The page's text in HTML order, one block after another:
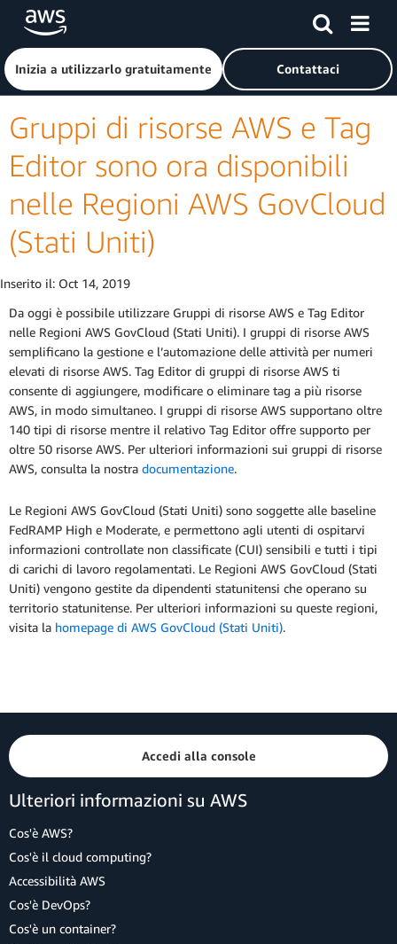
Passa al contenuto principale
Fai clic qui per tornare alla home page di Amazon Web
Inizia a utilizzarlo gratuitamente Contattaci
Gruppi di risorse AWS e Tag
Editor sono ora disponibili
nelle Regioni AWS GovCloud
(Stati Uniti)
Inserito il: Oct 14, 2019
Da oggi è possibile utilizzare Gruppi di risorse AWS e Tag Editor
nelle Regioni AWS GovCloud (Stati Uniti). I gruppi di risorse AWS
semplificano la gestione e l’automazione delle attività per numeri
elevati di risorse AWS. Tag Editor di gruppi di risorse AWS ti
consente di aggiungere, modificare o eliminare tag a più risorse
AWS, in modo simultaneo. I gruppi di risorse AWS supportano oltre
140 tipi di risorse mentre il relativo Tag Editor offre supporto per
oltre 50 risorse AWS. Per ulteriori informazioni sui gruppi di risorse
AWS, consulta la nostra documentazione.
Le Regioni AWS GovCloud (Stati Uniti) sono soggette alle baseline
FedRAMP High e Moderate, e permettono agli utenti di ospitarvi
informazioni controllate non classificate (CUI) sensibili e tutti i tipi
di carichi di lavoro regolamentati. Le Regioni AWS GovCloud (Stati
Uniti) vengono gestite da dipendenti statunitensi che operano su
territorio statunitense. Per ulteriori informazioni su queste regioni,
visita la homepage di AWS GovCloud (Stati Uniti).
Accedi alla console
Ulteriori informazioni su AWS
Cos'è AWS?
Cos'è il cloud computing?
Accessibilità AWS
Cos'è DevOps?
Cos'è un container?